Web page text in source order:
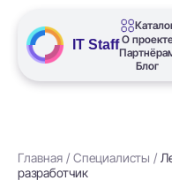
IT Staff О
Блог
Главная Специалисты
разработчик